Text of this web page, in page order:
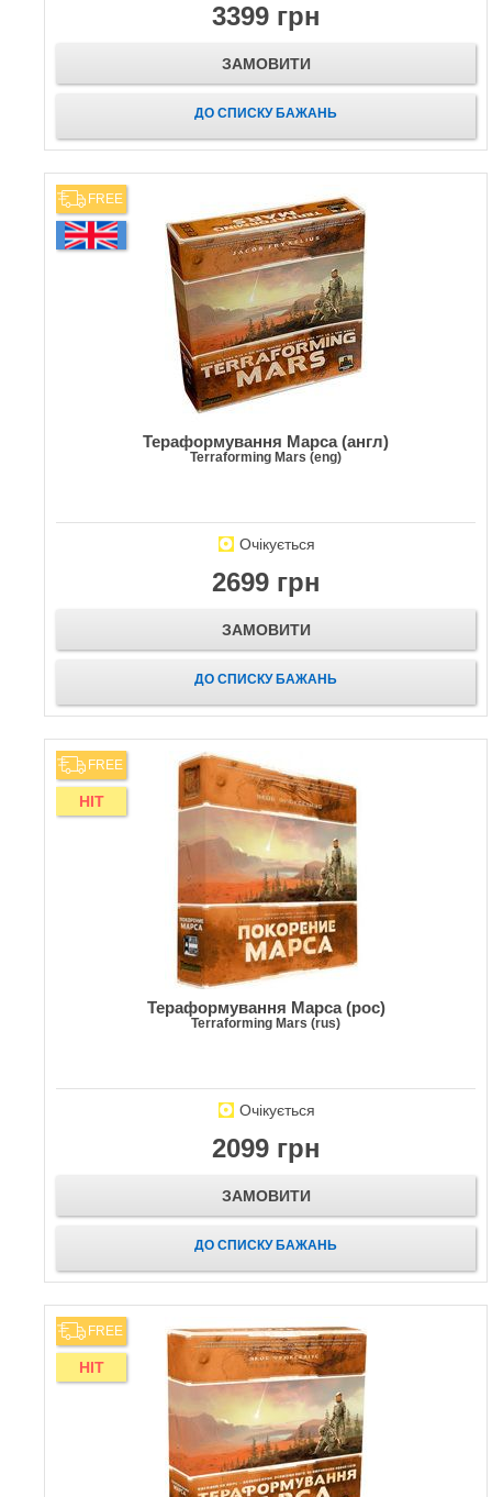
3399 грн
ЗАМОВИТИ
ДО СПИСКУ БАЖАНЬ
FREE
Тераформування Марса (англ)
Terraforming Mars (eng)
Очікується
2699 грн
ЗАМОВИТИ
ДО СПИСКУ БАЖАНЬ
FREE
HIT
Тераформування Марса (рос)
Terraforming Mars (rus)
Очікується
2099 грн
ЗАМОВИТИ
ДО СПИСКУ БАЖАНЬ
FREE
HIT